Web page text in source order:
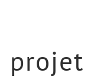
projet